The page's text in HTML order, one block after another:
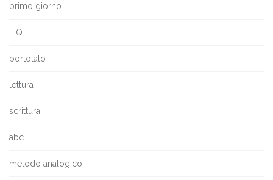
primo giorno
LIQ
bortolato
lettura
scrittura
abc
metodo analogico